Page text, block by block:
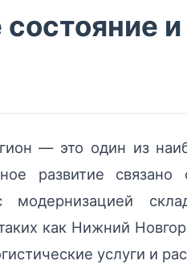
— это один из
развитие
как Нижний
услуги и